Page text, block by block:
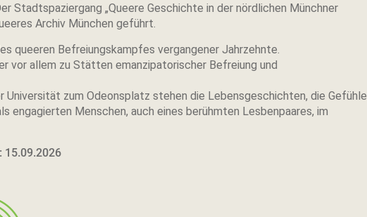
Stadtspaziergang „Queere Geschichte in der nördlichen Münchner
Archiv München geführt.
queeren Befreiungskampfes vergangener Jahrzehnte.
vor allem zu Stätten emanzipatorischer Befreiung und
Universität zum Odeonsplatz stehen die Lebensgeschichten, die Gefühle
engagierten Menschen, auch eines berühmten Lesbenpaares, im
15.09.2026